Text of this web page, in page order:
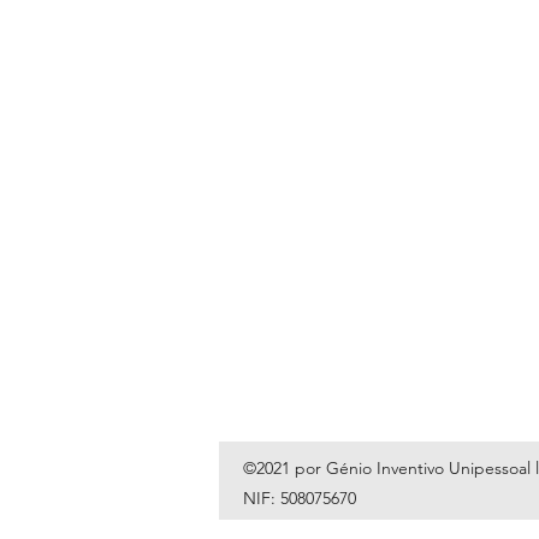
©2021 por Génio Inventivo Unipessoal
NIF: 508075670